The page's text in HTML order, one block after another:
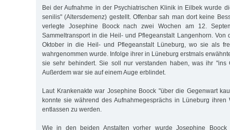
Bei der Aufnahme in der Psychiatrischen Klinik in Eilbek wurde
senilis" (Altersdemenz) gestellt. Offenbar sah man dort keine
verlegte Josephine Boock nach zwei Wochen am 12.
Sammeltransport in die Heil- und Pflegeanstalt Langenhorn. Von
Oktober in die Heil- und Pflegeanstalt Lüneburg, wo sie als
wahrgenommen wurde. Infolge ihrer in Lüneburg erstmals
sie sehr behindert. Sie soll nur verstanden haben, was ihr "ins
Außerdem war sie auf einem Auge erblindet.
Laut Krankenakte war Josephine Boock "über die Gegenwart
konnte sie während des Aufnahmegesprächs in Lüneburg ihren
entlassen zu werden.
Wie in den beiden Anstalten vorher wurde Josephine